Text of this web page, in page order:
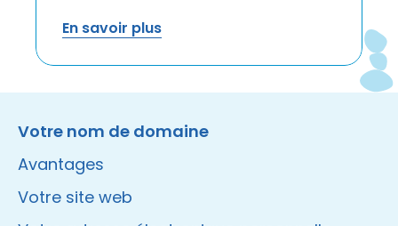
En savoir plus
Votre nom de domaine
Avantages
Votre site web